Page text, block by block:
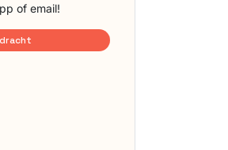
of email!